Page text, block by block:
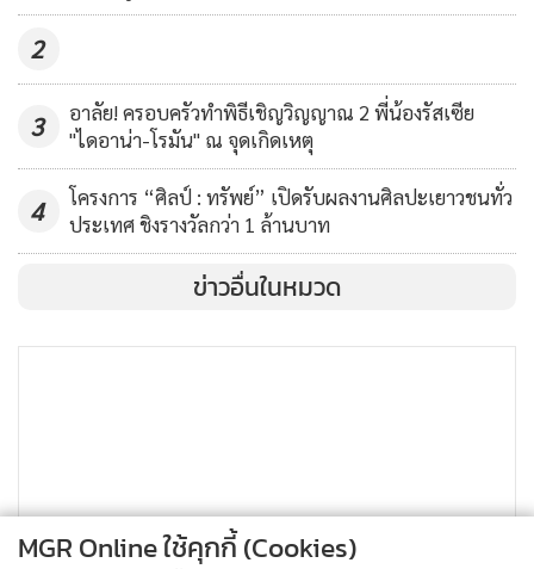
2
3
อาลัย! ครอบครัวทำพิธีเชิญวิญญาณ 2 พี่น้องรัสเซีย
"ไดอาน่า-โรมัน" ณ จุดเกิดเหตุ
4
โครงการ “ศิลป์ : ทรัพย์” เปิดรับผลงานศิลปะเยาวชนทั่ว
ประเทศ ชิงรางวัลกว่า 1 ล้านบาท
ข่าวอื่นในหมวด
MGR Online ใช้คุกกี้ (Cookies)